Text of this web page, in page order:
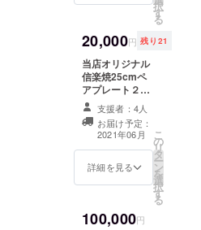
択
す
る
20,000円 残り21
当店オリジナル
信楽焼25cmペ
アプレート２枚
カフェラテベー
ス１本 ドリップ
パック ４個
セット
支援者：4人
お届け予定：
2021年06月
詳細を見る
こ
の
リ
タ
ー
ン
を
選
択
す
る
100,000円